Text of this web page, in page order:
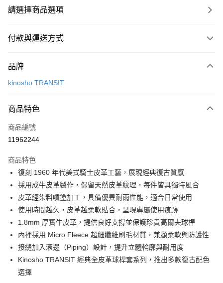
請選擇商品選項
付款與運送方式
信用卡一次付款
LINE Pay
Apple Pay
全盈+PAY
ATM付款
運送方式
全家取貨付款
每筆NT$60
付款後全家取貨
每筆NT$60
品牌
kinosho TRANSIT
商品特色
商品編號
11962244
商品特色
復刻 1960 年代美式騎士皮革工藝，展現經典復古質感
採用成牛皮革製作，保留天然皮革紋理，每件皆具獨特風合
皮革經染料噴塗加工，具備優異耐雨性能，適合日常使用
使用時間越久，皮革越柔軟貼合，呈現專屬使用痕跡
1.8mm 厚實牛皮革，提供良好支撐並保護珍貴高爾夫球桿
內裡採用 Micro Fleece 超細纖維刷毛材質，兼顧柔軟與防護性
接縫加入滾邊（Piping）設計，提升立體輪廓與耐用度
Kinosho TRANSIT 經典全皮革球桿套系列，推出多款復古配色
選擇